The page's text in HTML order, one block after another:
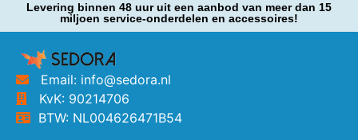
Levering binnen 48 uur uit een aanbod van meer dan 15
miljoen service-onderdelen en accessoires!
Email: info@sedora.nl
KvK: 90214706
BTW: NL004626471B54